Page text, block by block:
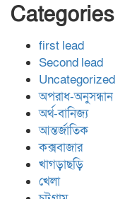
Categories
first lead
Second lead
Uncategorized
অপরাধ-অনুসন্ধান
অর্থ-বানিজ্য
আন্তর্জাতিক
কক্সবাজার
খাগড়াছড়ি
খেলা